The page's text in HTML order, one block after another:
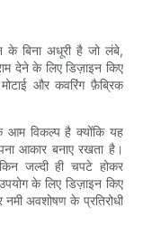
बिना अधूरी है जो लंबे,
देने के लिए डिज़ाइन किए
और कवरिंग फ़ैब्रिक
आम विकल्प है क्योंकि यह
आकार बनाए रखता है।
जल्दी ही चपटे होकर
के लिए डिज़ाइन किए
अवशोषण के प्रतिरोधी